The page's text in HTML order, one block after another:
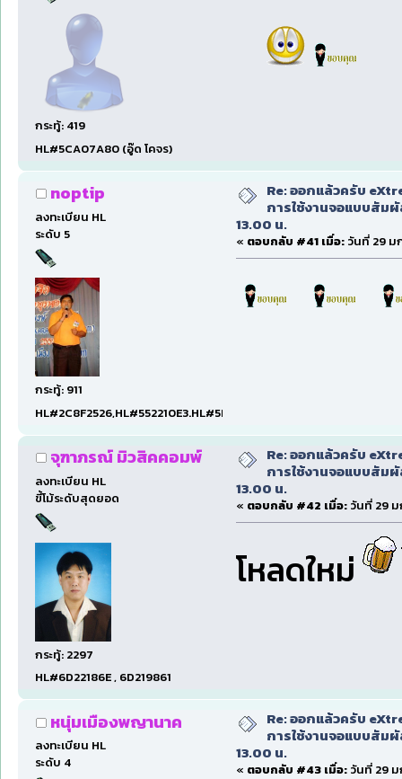
กระทู้: 419
HL#5CA07A80 (อู๊ด โคจร)
noptip
ลงทะเบียน HL
ระดับ 5
กระทู้: 911
HL#2C8F2526,HL#552210E3.HL#5D2EE587
Re: ออกแล้วครับ
การใช้งานจอแบบสัม
13.00 น.
« ตอบกลับ #41 เมื่อ: วันที่ 29 ม
จุฑาภรณ์ มิวสิคคอมพ์
ลงทะเบียน HL
ขี้โม้ระดับสุดยอด
กระทู้: 2297
HL#6D22186E , 6D219861
Re: ออกแล้วครับ
การใช้งานจอแบบสัม
13.00 น.
« ตอบกลับ #42 เมื่อ: วันที่ 29 ม
โหลดใหม่
หนุ่มเมืองพญานาค
ลงทะเบียน HL
ระดับ 4
Re: ออกแล้วครับ
การใช้งานจอแบบสัม
13.00 น.
« ตอบกลับ #43 เมื่อ: วันที่ 29 ม